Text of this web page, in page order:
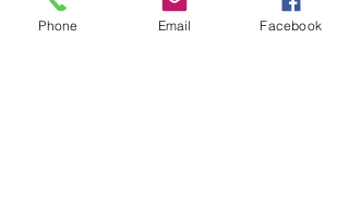
Udfør 10-15 gentagelser med
Phone Email Facebook